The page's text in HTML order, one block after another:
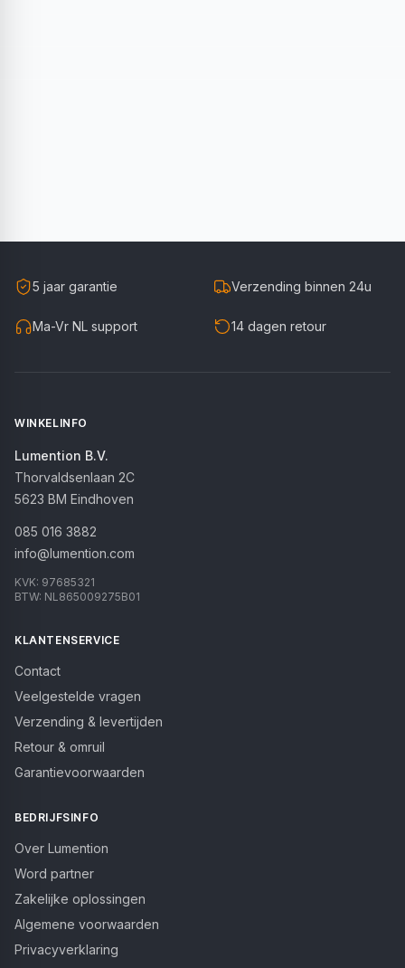
5 jaar garantie Verzending binnen 24u
Ma-Vr NL support 14 dagen retour
WINKELINFO
Lumention B.V.
Thorvaldsenlaan 2C
5623 BM Eindhoven
085 016 3882
info@lumention.com
KVK: 97685321
BTW: NL865009275B01
KLANTENSERVICE
Contact
Veelgestelde vragen
Verzending & levertijden
Retour & omruil
Garantievoorwaarden
BEDRIJFSINFO
Over Lumention
Word partner
Zakelijke oplossingen
Algemene voorwaarden
Privacyverklaring